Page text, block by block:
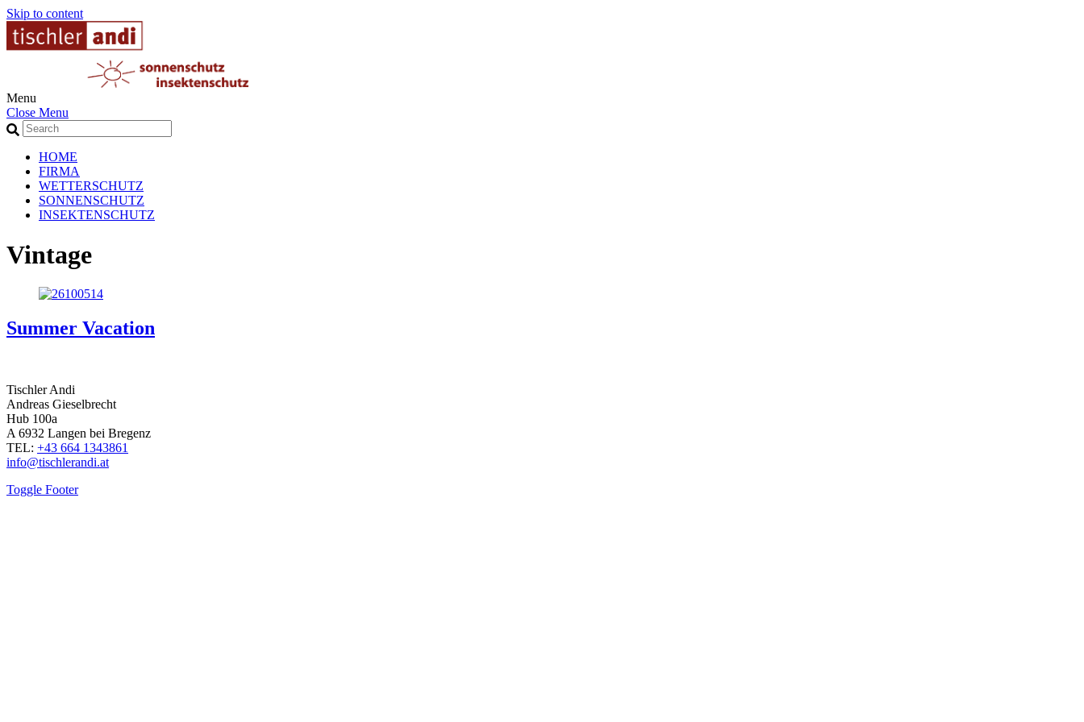
Skip to content
Menu
Close Menu
HOME
FIRMA
WETTERSCHUTZ
SONNENSCHUTZ
INSEKTENSCHUTZ
Vintage
Summer Vacation
Tischler Andi
Andreas Gieselbrecht
Hub 100a
A 6932 Langen bei Bregenz
TEL: +43 664 1343861
info@tischlerandi.at
Toggle Footer